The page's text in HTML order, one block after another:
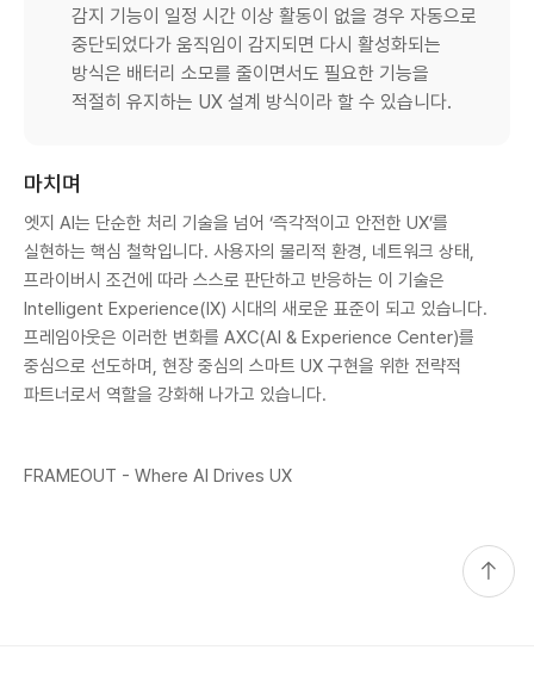
감지 기능이 일정 시간 이상 활동이 없을 경우 자동으로
중단되었다가 움직임이 감지되면 다시 활성화되는
방식은 배터리 소모를 줄이면서도 필요한 기능을
적절히 유지하는 UX 설계 방식이라 할 수 있습니다.
마치며
엣지 AI는 단순한 처리 기술을 넘어 ‘즉각적이고 안전한 UX’를
실현하는 핵심 철학입니다. 사용자의 물리적 환경, 네트워크 상태,
프라이버시 조건에 따라 스스로 판단하고 반응하는 이 기술은
Intelligent Experience(IX) 시대의 새로운 표준이 되고 있습니다.
프레임아웃은 이러한 변화를 AXC(AI & Experience Center)를
중심으로 선도하며, 현장 중심의 스마트 UX 구현을 위한 전략적
파트너로서 역할을 강화해 나가고 있습니다.
FRAMEOUT - Where AI Drives UX